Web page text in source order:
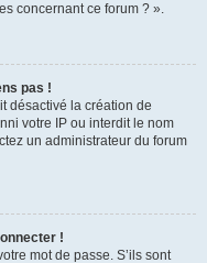
concernant ce forum ? ».
pas !
désactivé la création de
votre IP ou interdit le nom
un administrateur du forum
!
mot de passe. S’ils sont